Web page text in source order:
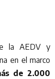
la AEDV y
en el marco
de 2.000